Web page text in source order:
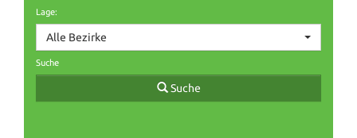
Lage:
Alle Bezirke
Suche
Suche